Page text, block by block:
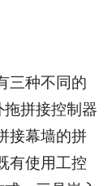
三种不同的
拼接控制器
接幕墙的拼
有使用工控